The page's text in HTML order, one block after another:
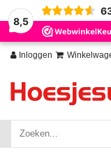
8,5
Inloggen
Wij slaan cookies op om